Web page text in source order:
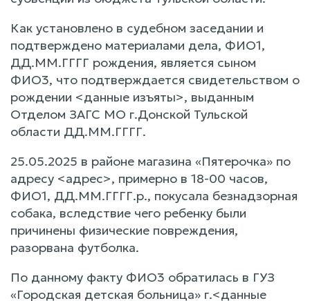
Как установлено в судебном заседании и
подтверждено материалами дела, ФИО1,
ДД.ММ.ГГГГ рождения, является сыном
ФИО3, что подтверждается свидетельством о
рождении <данные изъяты>, выданным
Отделом ЗАГС МО г.Донской Тульской
области ДД.ММ.ГГГГ.
25.05.2025 в районе магазина «Пятерочка» по
адресу <адрес>, примерно в 18-00 часов,
ФИО1, ДД.ММ.ГГГГ.р., покусала безнадзорная
собака, вследствие чего ребенку были
причинены физические повреждения,
разорвана футболка.
По данному факту ФИО3 обратилась в ГУЗ
«Городская детская больница» г.<данные